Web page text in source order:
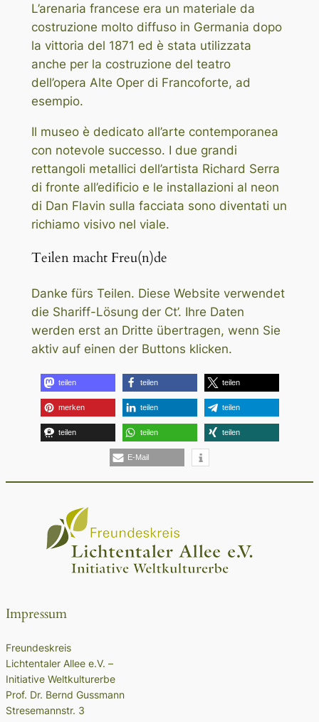
L’arenaria francese era un materiale da
costruzione molto diffuso in Germania dopo
la vittoria del 1871 ed è stata utilizzata
anche per la costruzione del teatro
dell’opera Alte Oper di Francoforte, ad
esempio.
Il museo è dedicato all’arte contemporanea
con notevole successo. I due grandi
rettangoli metallici dell’artista Richard Serra
di fronte all’edificio e le installazioni al neon
di Dan Flavin sulla facciata sono diventati un
richiamo visivo nel viale.
Teilen macht Freu(n)de
Danke fürs Teilen. Diese Website verwendet
die Shariff-Lösung der Ct’. Ihre Daten
werden erst an Dritte übertragen, wenn Sie
aktiv auf einen der Buttons klicken.
teilen teilen teilen
merken teilen teilen
teilen teilen teilen
E-Mail
Impressum
Freundeskreis
Lichtentaler Allee e.V. –
Initiative Weltkulturerbe
Prof. Dr. Bernd Gussmann
Stresemannstr. 3